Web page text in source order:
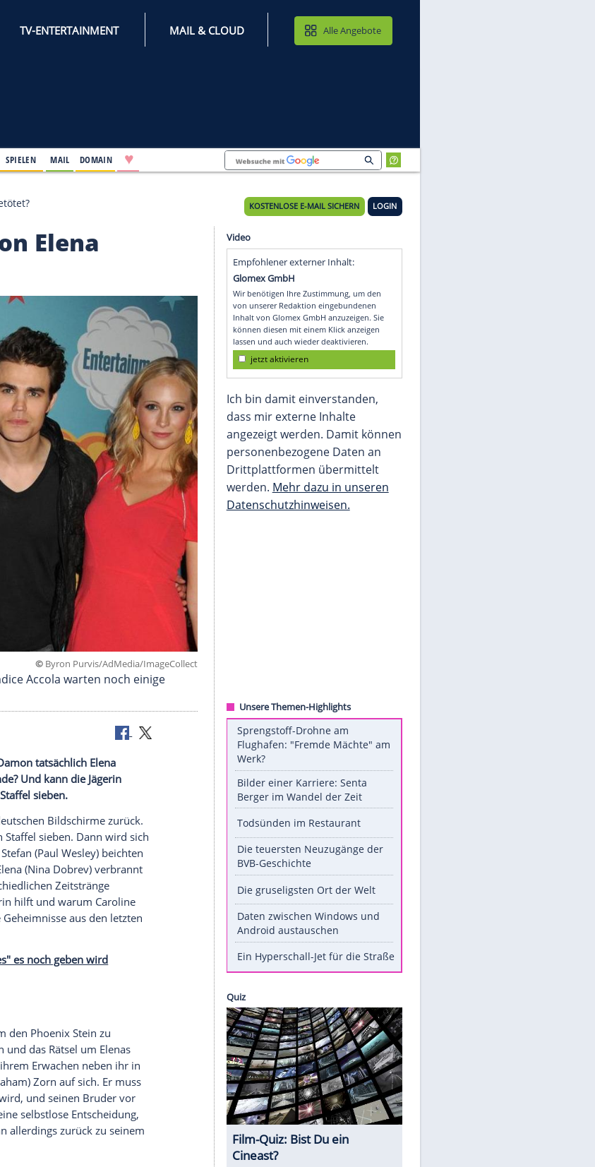
TV-ENTERTAINMENT MAIL & CLOUD
KOSTENLOSE E-MAIL SICHERN
Elena getötet?
Elena
Byron Purvis/AdMedia/ImageCollect
und Candice Accola warten noch einige
Hat Damon tatsächlich Elena
am Ende? Und kann die Jägerin
von Staffel sieben.
" auf die deutschen Bildschirme zurück.
Folgen von Staffel sieben. Dann wird sich
Bruder Stefan ( ) beichten
LiebeElena (Nina Dobrev
) verbrannt
unterschiedlichen Zeitstränge
der Jägerin hilft und warum
Caroline
Hier einige Geheimnisse aus den letzten
Diaries" es noch geben wird
Empfohlener externer Inhalt:
Glomex GmbH
Wir benötigen Ihre Zustimmung, um den
von unserer Redaktion eingebundenen
Inhalt von Glomex GmbH anzuzeigen. Sie
können diesen mit einem Klick anzeigen
jetzt aktivieren
Ich bin damit einverstanden,
dass mir externe Inhalte
Unsere Themen-Highlights
Sprengstoff-Drohne am
Flughafen: "Fremde Mächte" am
Werk?
Bilder einer Karriere: Senta
Berger im Wandel der Zeit
Die teuersten Neuzugänge der
BVB-Geschichte
Die gruseligsten Ort der Welt
Daten zwischen Windows und
Android austauschen